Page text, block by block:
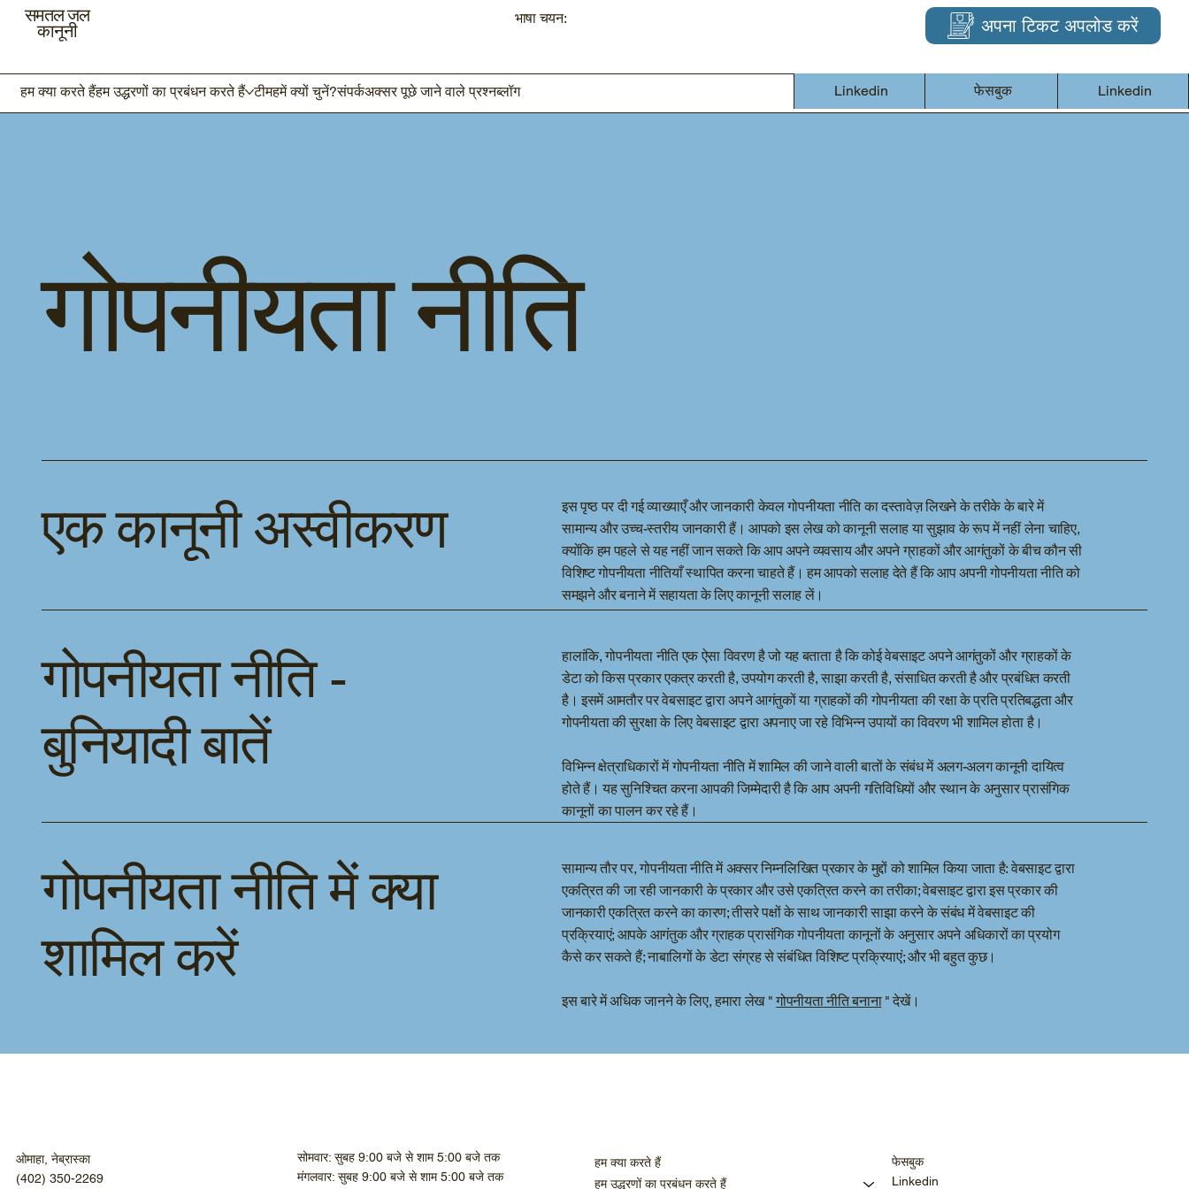
समतल जल
कानूनी
भाषा चयन: अपना टिकट अपलोड करें
Linkedin फेसबुक Linkedin
हम क्या करते हैंहम उद्धरणों का प्रबंधन करते हैं टीमहमें क्यों चुनें?संपर्कअक्सर पूछे जाने वाले प्रश्नब्लॉग
गोपनीयता नीति
एक कानूनी अस्वीकरण
इस पृष्ठ पर दी गई व्याख्याएँ और जानकारी केवल गोपनीयता नीति का दस्तावेज़ लिखने के तरीके के बारे में
सामान्य और उच्च-स्तरीय जानकारी हैं। आपको इस लेख को कानूनी सलाह या सुझाव के रूप में नहीं लेना चाहिए,
क्योंकि हम पहले से यह नहीं जान सकते कि आप अपने व्यवसाय और अपने ग्राहकों और आगंतुकों के बीच कौन सी
विशिष्ट गोपनीयता नीतियाँ स्थापित करना चाहते हैं। हम आपको सलाह देते हैं कि आप अपनी गोपनीयता नीति को
समझने और बनाने में सहायता के लिए कानूनी सलाह लें।
गोपनीयता नीति -
बुनियादी बातें
हालांकि, गोपनीयता नीति एक ऐसा विवरण है जो यह बताता है कि कोई वेबसाइट अपने आगंतुकों और ग्राहकों के
डेटा को किस प्रकार एकत्र करती है, उपयोग करती है, साझा करती है, संसाधित करती है और प्रबंधित करती
है। इसमें आमतौर पर वेबसाइट द्वारा अपने आगंतुकों या ग्राहकों की गोपनीयता की रक्षा के प्रति प्रतिबद्धता और
गोपनीयता की सुरक्षा के लिए वेबसाइट द्वारा अपनाए जा रहे विभिन्न उपायों का विवरण भी शामिल होता है।
विभिन्न क्षेत्राधिकारों में गोपनीयता नीति में शामिल की जाने वाली बातों के संबंध में अलग-अलग कानूनी दायित्व
होते हैं। यह सुनिश्चित करना आपकी जिम्मेदारी है कि आप अपनी गतिविधियों और स्थान के अनुसार प्रासंगिक
कानूनों का पालन कर रहे हैं।
गोपनीयता नीति में क्या
शामिल करें
सामान्य तौर पर, गोपनीयता नीति में अक्सर निम्नलिखित प्रकार के मुद्दों को शामिल किया जाता है: वेबसाइट द्वारा
एकत्रित की जा रही जानकारी के प्रकार और उसे एकत्रित करने का तरीका; वेबसाइट द्वारा इस प्रकार की
जानकारी एकत्रित करने का कारण; तीसरे पक्षों के साथ जानकारी साझा करने के संबंध में वेबसाइट की
प्रक्रियाएं; आपके आगंतुक और ग्राहक प्रासंगिक गोपनीयता कानूनों के अनुसार अपने अधिकारों का प्रयोग
कैसे कर सकते हैं; नाबालिगों के डेटा संग्रह से संबंधित विशिष्ट प्रक्रियाएं; और भी बहुत कुछ।
इस बारे में अधिक जानने के लिए, हमारा लेख "गोपनीयता नीति बनाना" देखें।
ओमाहा, नेब्रास्का
(402) 350-2269
सोमवार: सुबह 9:00 बजे से शाम 5:00 बजे तक
मंगलवार: सुबह 9:00 बजे से शाम 5:00 बजे तक
हम क्या करते हैं
हम उद्धरणों का प्रबंधन करते हैं
फेसबुक
Linkedin